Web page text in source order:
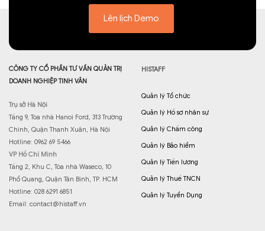
Lên lịch Demo
CÔNG TY CỔ PHẦN TƯ VẤN QUẢN TRỊ
DOANH NGHIỆP TINH VÂN
Trụ sở Hà Nội
Tầng 9, Tòa nhà Hanoi Ford, 313 Trường
Chinh, Quận Thanh Xuân, Hà Nội
Hotline: 0962 69 5466
VP Hồ Chí Minh
Tầng 2, Khu C, Tòa nhà Waseco, 10
Phổ Quang, Quận Tân Bình, TP. HCM
Hotline: 028 6291 6851
Email: contact@histaff.vn
HISTAFF
Quản lý Tổ chức
Quản lý Hồ sơ nhân sự
Quản lý Chấm công
Quản lý Bảo hiểm
Quản lý Tiền lương
Quản lý Thuế TNCN
Quản lý Tuyển Dụng